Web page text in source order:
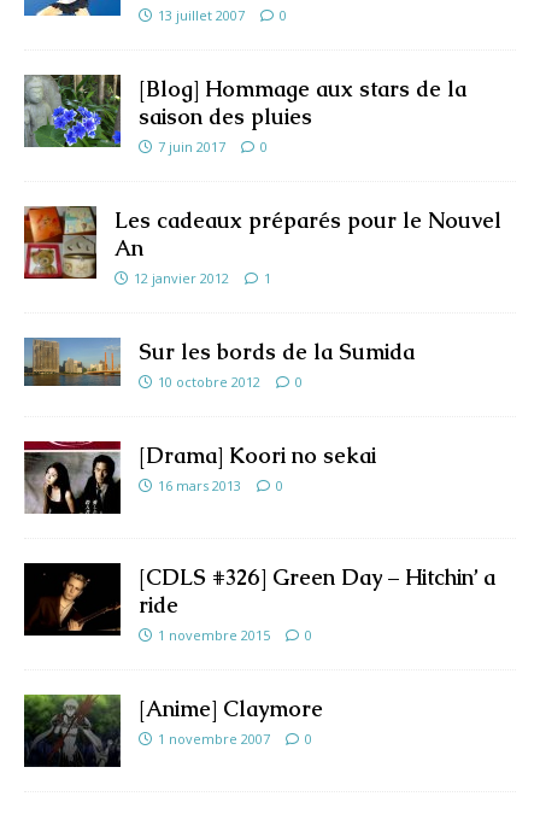
13 juillet 2007 0
[Blog] Hommage aux stars de la
saison des pluies
7 juin 2017 0
Les cadeaux préparés pour le Nouvel
An
12 janvier 2012 1
Sur les bords de la Sumida
10 octobre 2012 0
[Drama] Koori no sekai
16 mars 2013 0
[CDLS #326] Green Day – Hitchin’ a
ride
1 novembre 2015 0
[Anime] Claymore
1 novembre 2007 0